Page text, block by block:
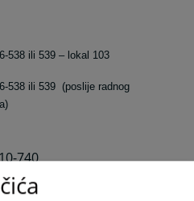
538 ili 539 – lokal 103
538 ili 539
(poslije radnog
740
012